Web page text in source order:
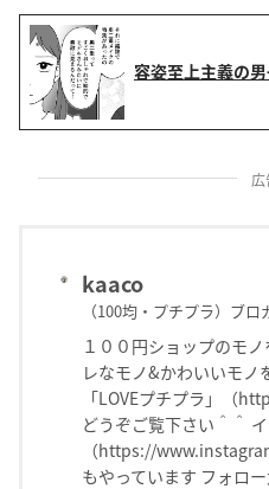
容姿至上主義の
kaaco
（100均・プチプラ）ブ
１００円ショップのモ
レなモノ&かわいいモ
「LOVEプチプラ」（
どうぞご覧下さい＾＾
（https://
もやっています フォロ